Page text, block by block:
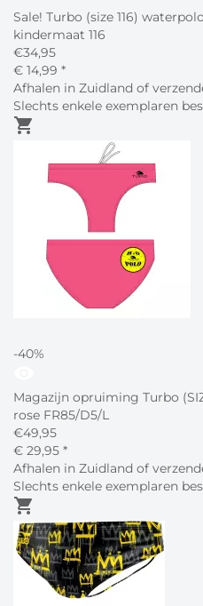
Sale! Turbo (size 116)
kindermaat 116
€34,95
€ 14,99 *
Afhalen in Zuidland of
Slechts enkele exemplaren
shopping_cart
-40%
Magazijn opruiming Turbo
rose FR85/D5/L
€49,95
€ 29,95 *
Afhalen in Zuidland of
Slechts enkele exemplaren
shopping_cart